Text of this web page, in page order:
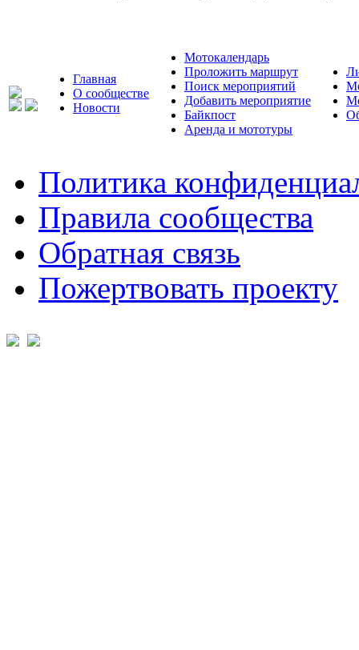
Главная
О сообществе
Новости
Мотокалендарь
Проложить маршрут
Поиск мероприятий
Добавить мероприятие
Байкпост
Аренда и мототуры
Политика
Правила сообщества
Обратная связь
Пожертвовать проекту